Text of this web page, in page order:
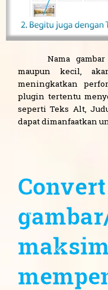
Nama
maupun kecil,
meningkatkan
plugin tertentu
seperti Teks Alt,
dapat dimanfaatkan